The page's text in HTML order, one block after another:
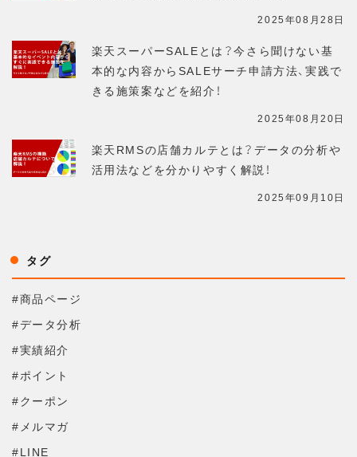
2025年08月28日
楽天スーパーSALEとは？今さら聞けない基
本的な内容からSALEサーチ申請方法、実践で
きる施策案などを紹介！
2025年08月20日
楽天RMSの店舗カルテとは？データの分析や
活用法などを分かりやすく解説！
2025年09月10日
タグ
#商品ページ
#データ分析
#実績紹介
#ポイント
#クーポン
#メルマガ
#LINE